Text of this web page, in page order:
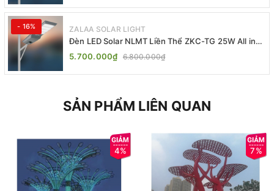
- 16% ZALAA SOLAR LIGHT
Đèn LED Solar NLMT Liền Thể ZKC-TG 25W All in
One | ZALAA Street Light
5.700.000₫ 6.800.000₫
SẢN PHẨM LIÊN QUAN
4% 7%